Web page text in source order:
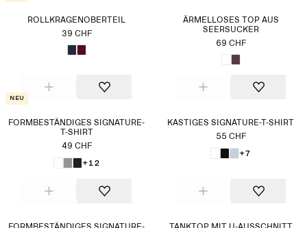
ROLLKRAGENOBERTEIL
39 CHF
ÄRMELLOSES TOP AUS
SEERSUCKER
69 CHF
Neu
FORMBESTÄNDIGES SIGNATURE-
T-SHIRT
49 CHF
+12
KASTIGES SIGNATURE-T-SHIRT
55 CHF
+7